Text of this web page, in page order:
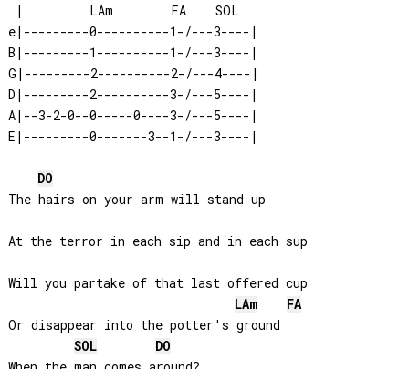
|         LAm        FA    SOL
e|---------0----------1-/---3----|
B|---------1----------1-/---3----|
G|---------2----------2-/---4----|
D|---------2----------3-/---5----|
A|--3-2-0--0-----0----3-/---5----|
E|---------0-------3--1-/---3----|
DO
The hairs on your arm will stand up
At the terror in each sip and in each sup
Will you partake of that last offered cup
LAm
FA
Or disappear into the potter's ground
SOL
DO